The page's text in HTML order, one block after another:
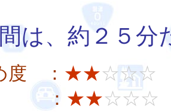
は、約２５分
度 ： ★★☆☆☆
： ★★☆☆☆